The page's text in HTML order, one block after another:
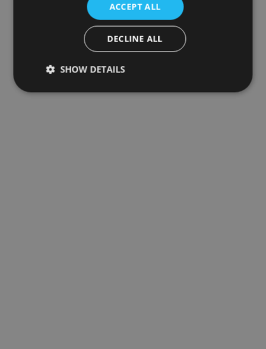
ACCEPT ALL
DECLINE ALL
SHOW DETAILS